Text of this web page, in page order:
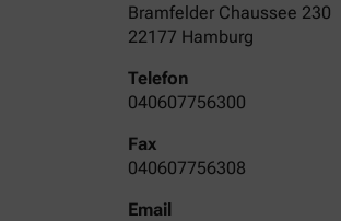
Bramfelder Chaussee 230
22177 Hamburg
Telefon
040607756300
Fax
040607756308
Email